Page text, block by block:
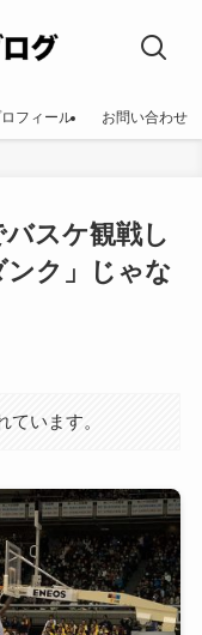
フィール お問い合わせ
スケ観戦し
ク」じゃな
います。